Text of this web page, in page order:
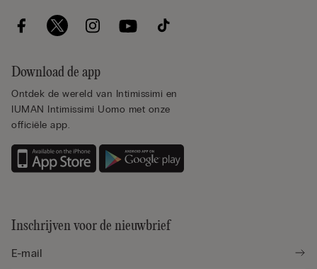
Download de app
Ontdek de wereld van Intimissimi en
IUMAN Intimissimi Uomo met onze
officiële app.
Inschrijven voor de nieuwbrief